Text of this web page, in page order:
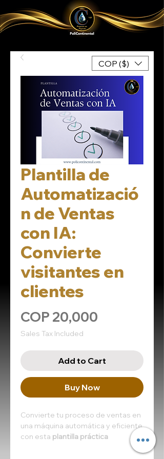
Plantilla de
Automatizació
n de Ventas
con IA:
Convierte
visitantes en
clientes
COP 20,000
Sales Tax Included
Add to Cart
Buy Now
Convierte tu proceso de ventas en
una máquina automática y eficiente
con esta plantilla práctica
impulsada por Inteligencia Artificial
COP ($)